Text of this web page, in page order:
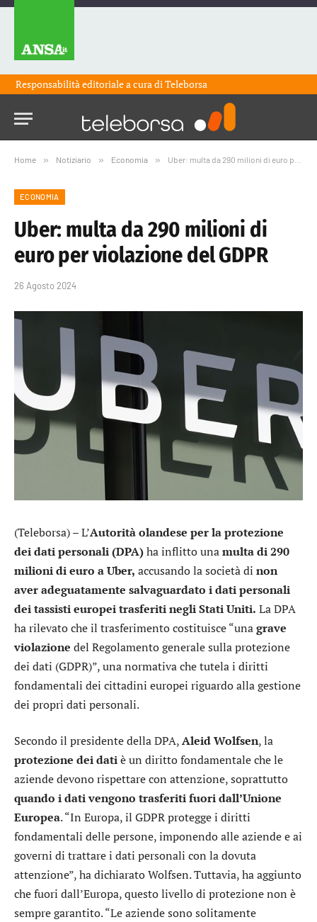
Responsabilità editoriale a cura diTeleborsa
Home » Notiziario » Economia » Uber: multa da 290 milioni di euro per violazione del GDPR
ECONOMIA
Uber: multa da 290 milioni di
euro per violazione del GDPR
26 Agosto 2024
(Teleborsa) – L’Autorità olandese per la protezione
dei dati personali (DPA)ha inflitto unamulta di 290
milioni di euro a Uber, accusando la società di non
aver adeguatamente salvaguardato i dati personali
dei tassisti europei trasferiti negli Stati Uniti. La DPA
ha rilevato che il trasferimento costituisce “unagrave
violazione del Regolamento generale sulla protezione
dei dati (GDPR)”, una normativa che tutela i diritti
fondamentali dei cittadini europei riguardo alla gestione
dei propri dati personali.
Secondo il presidente della DPA,Aleid Wolfsen, la
protezione dei datiè un diritto fondamentale che le
aziende devono rispettare con attenzione, soprattutto
quando i dati vengono trasferiti fuori dall’Unione
Europea. “In Europa, il GDPR protegge i diritti
fondamentali delle persone, imponendo alle aziende e ai
governi di trattare i dati personali con la dovuta
attenzione”, ha dichiarato Wolfsen. Tuttavia, ha aggiunto
che fuori dall’Europa, questo livello di protezione non è
sempre garantito. “Le aziende sono solitamente